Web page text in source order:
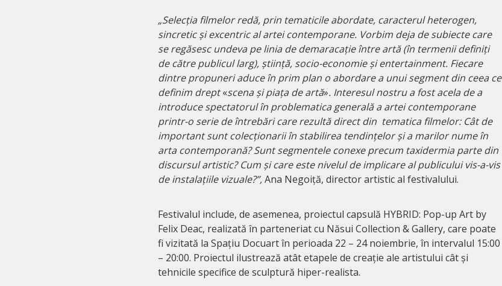
„Selecția filmelor redă, prin tematicile abordate, caracterul heterogen,
sincretic și excentric al artei contemporane. Vorbim deja de subiecte care
se regăsesc undeva pe linia de demaracație între artă (în termenii definiți
de către publicul larg), știință, socio-economie și entertainment. Fiecare
dintre propuneri aduce în prim plan o abordare a unui segment din ceea ce
definim drept«scena și piața de artă». Interesul nostru a fost acela de a
introduce spectatorul în problematica generală a artei contemporane
printr-o serie de întrebări care rezultă direct din tematica filmelor: Cât de
important sunt colecționarii în stabilirea tendințelor și a marilor nume în
arta contemporană? Sunt segmentele conexe precum taxidermia parte din
discursul artistic? Cum și care este nivelul de implicare al publicului vis-a-vis
de instalațiile vizuale?”,Ana Negoiță, director artistic al festivalului.
Festivalul include, de asemenea, proiectul capsulă HYBRID: Pop-up Art by
Felix Deac, realizată în parteneriat cu Năsui Collection & Gallery, care poate
fi vizitată la Spațiu Docuart în perioada 22 – 24 noiembrie, în intervalul 15:00
– 20:00. Proiectul ilustrează atât etapele de creație ale artistului cât și
tehnicile specifice de sculptură hiper-realista.